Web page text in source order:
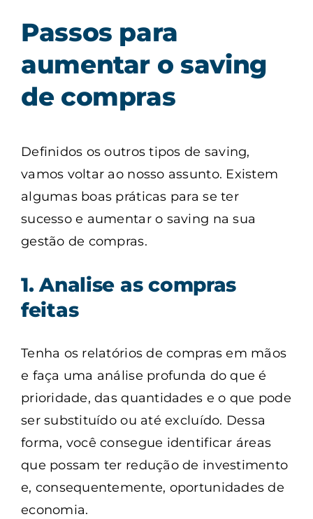
Passos para
aumentar o saving
de compras
Definidos os outros tipos de saving,
vamos voltar ao nosso assunto. Existem
algumas boas práticas para se ter
sucesso e aumentar o saving na sua
gestão de compras.
1. Analise as compras
feitas
Tenha os relatórios de compras em mãos
e faça uma análise profunda do que é
prioridade, das quantidades e o que pode
ser substituído ou até excluído. Dessa
forma, você consegue identificar áreas
que possam ter redução de investimento
e, consequentemente, oportunidades de
economia.